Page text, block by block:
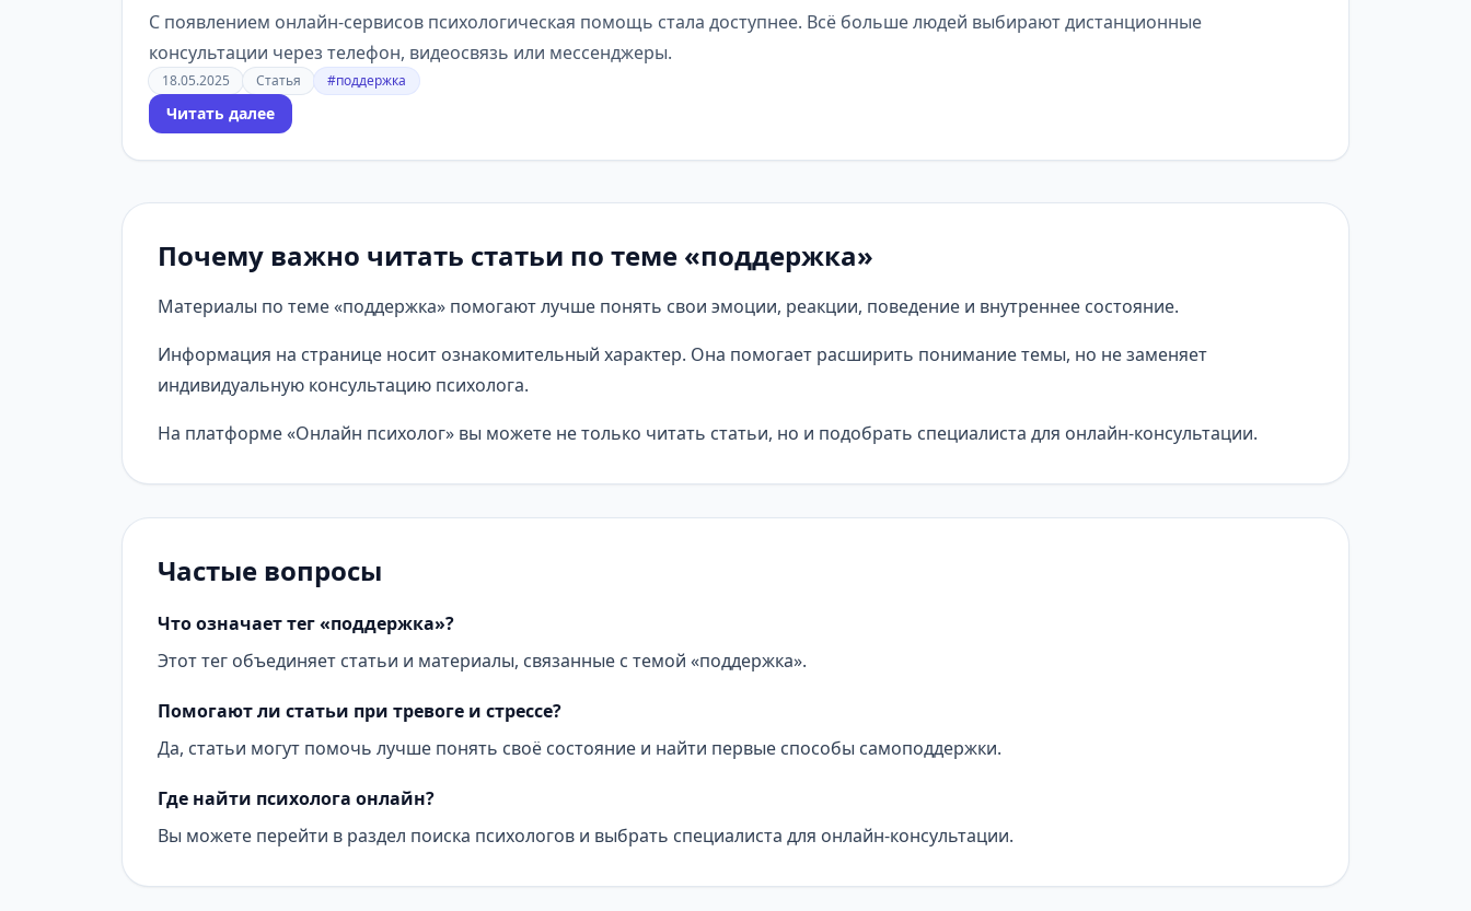
С появлением онлайн-сервисов психологическая помощь стала доступнее. Всё больше людей выбирают дистанционные
консультации через телефон, видеосвязь или мессенджеры.
18.05.2025 Статья #поддержка
Читать далее
Почему важно читать статьи по теме «поддержка»
Материалы по теме «поддержка» помогают лучше понять свои эмоции, реакции, поведение и внутреннее состояние.
Информация на странице носит ознакомительный характер. Она помогает расширить понимание темы, но не заменяет
индивидуальную консультацию психолога.
На платформе «Онлайн психолог» вы можете не только читать статьи, но и подобрать специалиста для онлайн-консультации.
Частые вопросы
Что означает тег «поддержка»?
Этот тег объединяет статьи и материалы, связанные с темой «поддержка».
Помогают ли статьи при тревоге и стрессе?
Да, статьи могут помочь лучше понять своё состояние и найти первые способы самоподдержки.
Где найти психолога онлайн?
Вы можете перейти в раздел поиска психологов и выбрать специалиста для онлайн-консультации.